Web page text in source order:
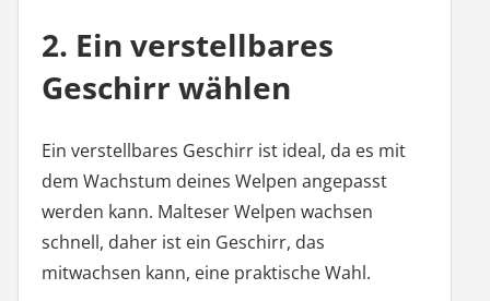
2. Ein verstellbares
Geschirr wählen
Ein verstellbares Geschirr ist ideal, da es mit
dem Wachstum deines Welpen angepasst
werden kann. Malteser Welpen wachsen
schnell, daher ist ein Geschirr, das
mitwachsen kann, eine praktische Wahl.